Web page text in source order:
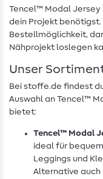
Tencel™ Modal Jersey
dein Projekt
Bestellmöglichkeit,
Nähprojekt loslegen
Unser
Bei stoffe.de findest
Auswahl an Tencel™
bietet:
Tencel™ Modal
ideal für
Leggings und
Alternative auch